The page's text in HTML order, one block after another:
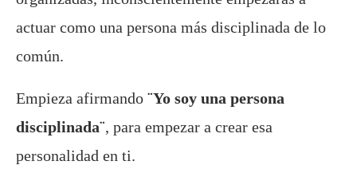
actuar como una persona más disciplinada de lo
común.
Empieza afirmando ¨Yo soy una persona
disciplinada¨, para empezar a crear esa
personalidad en ti.